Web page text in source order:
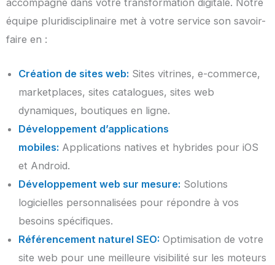
équipe pluridisciplinaire met à votre service son savoir-
faire en :
Création de sites web: Sites vitrines, e-commerce,
marketplaces, sites catalogues, sites web
dynamiques, boutiques en ligne.
Développement d’applications
mobiles: Applications natives et hybrides pour iOS
et Android.
Développement web sur mesure: Solutions
logicielles personnalisées pour répondre à vos
besoins spécifiques.
Référencement naturel SEO: Optimisation de votre
site web pour une meilleure visibilité sur les moteurs